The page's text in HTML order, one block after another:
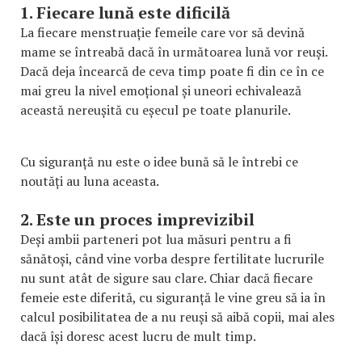
1. Fiecare lună este dificilă
La fiecare menstruație femeile care vor să devină
mame se întreabă dacă în următoarea lună vor reuși.
Dacă deja încearcă de ceva timp poate fi din ce în ce
mai greu la nivel emoțional și uneori echivalează
această nereușită cu eșecul pe toate planurile.
Cu siguranță nu este o idee bună să le întrebi ce
noutăți au luna aceasta.
2. Este un proces imprevizibil
Deși ambii parteneri pot lua măsuri pentru a fi
sănătoși, când vine vorba despre fertilitate lucrurile
nu sunt atât de sigure sau clare. Chiar dacă fiecare
femeie este diferită, cu siguranță le vine greu să ia în
calcul posibilitatea de a nu reuși să aibă copii, mai ales
dacă își doresc acest lucru de mult timp.